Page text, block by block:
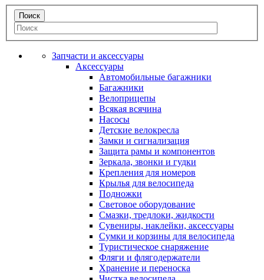
Запчасти и аксессуары
Аксессуары
Автомобильные багажники
Багажники
Велоприцепы
Всякая всячина
Насосы
Детские велокресла
Замки и сигнализация
Защита рамы и компонентов
Зеркала, звонки и гудки
Крепления для номеров
Крылья для велосипеда
Подножки
Световое оборудование
Смазки, тредлоки, жидкости
Сувениры, наклейки, аксессуары
Сумки и корзины для велосипеда
Туристическое снаряжение
Фляги и флягодержатели
Хранение и переноска